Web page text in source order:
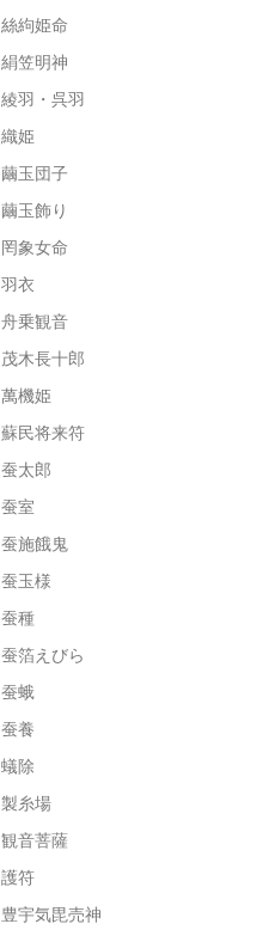
絲絇姫命
絹笠明神
綾羽・呉羽
織姫
繭玉団子
繭玉飾り
罔象女命
羽衣
舟乗観音
茂木長十郎
萬機姫
蘇民将来符
蚕太郎
蚕室
蚕施餓鬼
蚕玉様
蚕種
蚕箔えびら
蚕蛾
蚕養
蟻除
製糸場
観音菩薩
護符
豊宇気毘売神